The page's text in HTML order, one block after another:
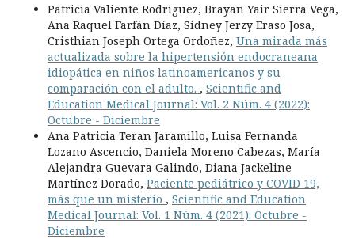
Patricia Valiente Rodriguez, Brayan Yair Sierra Vega,
Ana Raquel Farfán Díaz, Sidney Jerzy Eraso Josa,
Cristhian Joseph Ortega Ordoñez, Una mirada más
actualizada sobre la hipertensión endocraneana
idiopática en niños latinoamericanos y su
comparación con el adulto. , Scientific and
Education Medical Journal: Vol. 2 Núm. 4 (2022):
Octubre - Diciembre
Ana Patricia Teran Jaramillo, Luisa Fernanda
Lozano Ascencio, Daniela Moreno Cabezas, María
Alejandra Guevara Galindo, Diana Jackeline
Martínez Dorado, Paciente pediátrico y COVID 19,
más que un misterio , Scientific and Education
Medical Journal: Vol. 1 Núm. 4 (2021): Octubre -
Diciembre